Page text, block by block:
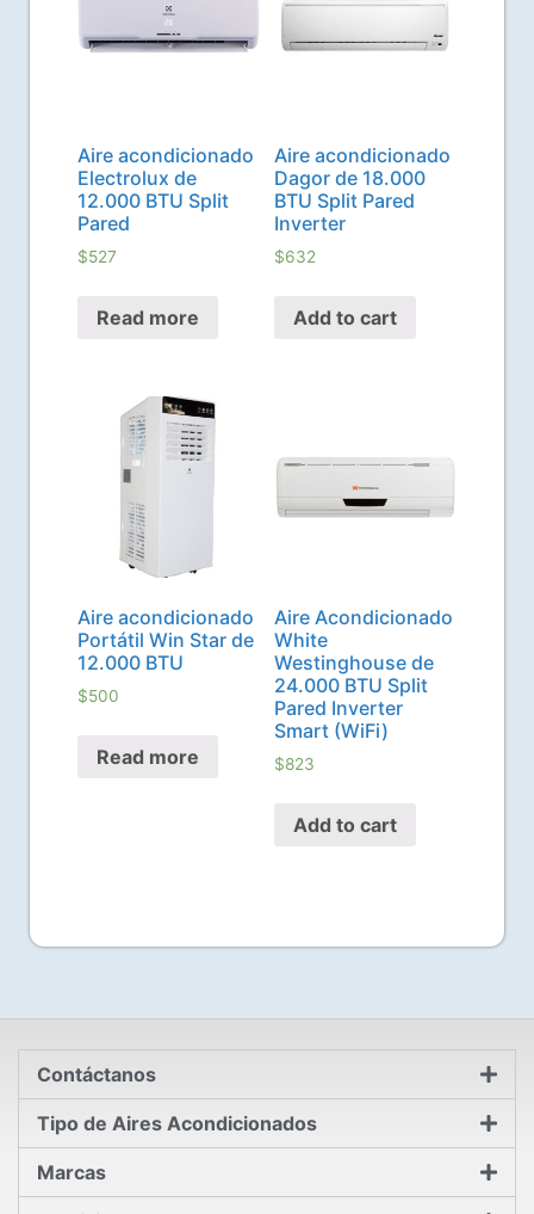
Aire acondicionado
Electrolux de
12.000 BTU Split
Pared
$527
Read more
Aire acondicionado
Dagor de 18.000
BTU Split Pared
Inverter
$632
Add to cart
Aire acondicionado
Portátil Win Star de
12.000 BTU
$500
Read more
Aire Acondicionado
White
Westinghouse de
24.000 BTU Split
Pared Inverter
Smart (WiFi)
$823
Add to cart
Contáctanos
Tipo de Aires Acondicionados
Marcas